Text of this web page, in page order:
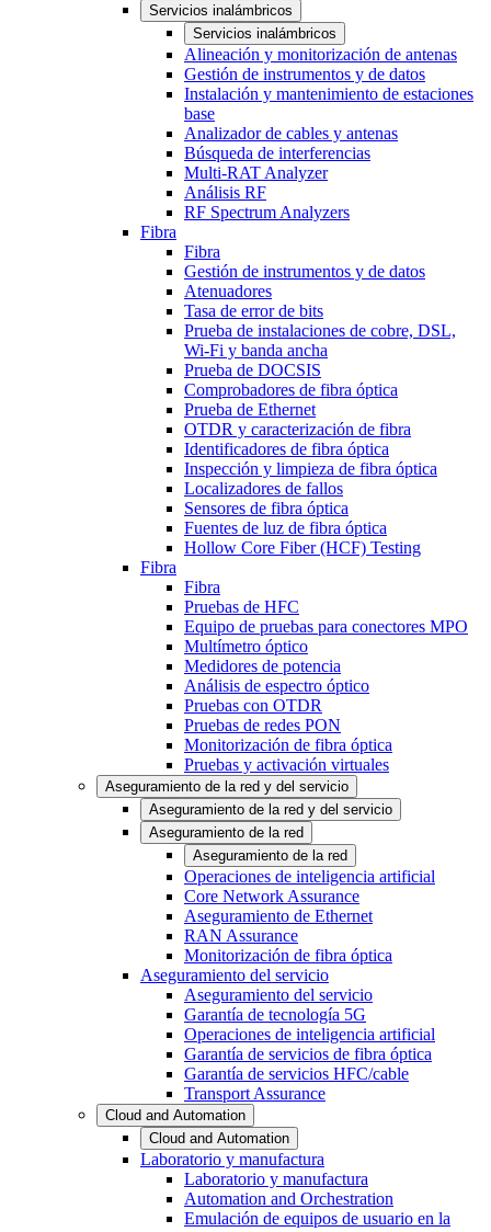
Servicios inalámbricos
Servicios inalámbricos
Alineación y monitorización de antenas
Gestión de instrumentos y de datos
Instalación y mantenimiento de estaciones
base
Analizador de cables y antenas
Búsqueda de interferencias
Multi-RAT Analyzer
Análisis RF
RF Spectrum Analyzers
Fibra
Fibra
Gestión de instrumentos y de datos
Atenuadores
Tasa de error de bits
Prueba de instalaciones de cobre, DSL,
Wi-Fi y banda ancha
Prueba de DOCSIS
Comprobadores de fibra óptica
Prueba de Ethernet
OTDR y caracterización de fibra
Identificadores de fibra óptica
Inspección y limpieza de fibra óptica
Localizadores de fallos
Sensores de fibra óptica
Fuentes de luz de fibra óptica
Hollow Core Fiber (HCF) Testing
Fibra
Fibra
Pruebas de HFC
Equipo de pruebas para conectores MPO
Multímetro óptico
Medidores de potencia
Análisis de espectro óptico
Pruebas con OTDR
Pruebas de redes PON
Monitorización de fibra óptica
Pruebas y activación virtuales
Aseguramiento de la red y del servicio
Aseguramiento de la red y del servicio
Aseguramiento de la red
Aseguramiento de la red
Operaciones de inteligencia artificial
Core Network Assurance
Aseguramiento de Ethernet
RAN Assurance
Monitorización de fibra óptica
Aseguramiento del servicio
Aseguramiento del servicio
Garantía de tecnología 5G
Operaciones de inteligencia artificial
Garantía de servicios de fibra óptica
Garantía de servicios HFC/cable
Transport Assurance
Cloud and Automation
Cloud and Automation
Laboratorio y manufactura
Laboratorio y manufactura
Automation and Orchestration
Emulación de equipos de usuario en la